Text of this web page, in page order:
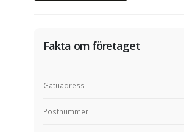
Fakta om företaget
Gatuadress
Postnummer